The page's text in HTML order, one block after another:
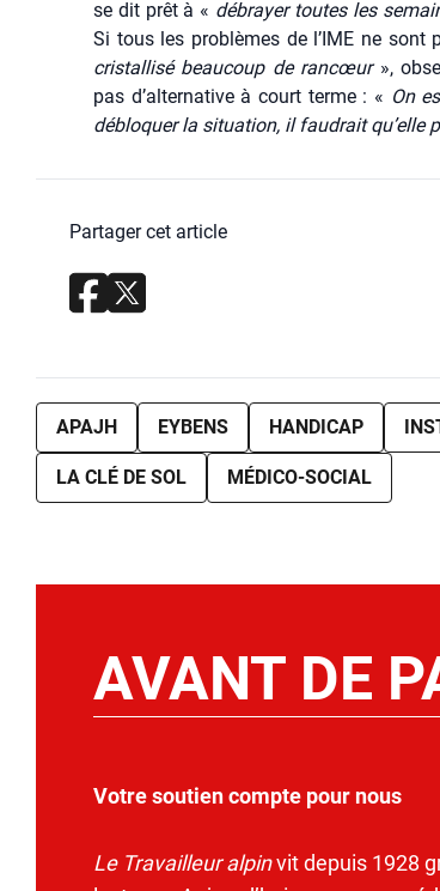
se dit prêt à « débrayer toutes les
Si tous les pro­blèmes de l’IME ne sont
cris­tal­li­sé beau­coup de ran­cœur»,
pas d’alternative à court terme : « On
déblo­quer la situa­tion, il fau­drait qu’elle
Partager cet article
APAJH EYBENS HANDICAP
LA CLÉ DE SOL MÉDICO-SOCIAL
AVANT DE
Votre soutien compte pour nous
Le Travailleur alpinvit depuis 1928